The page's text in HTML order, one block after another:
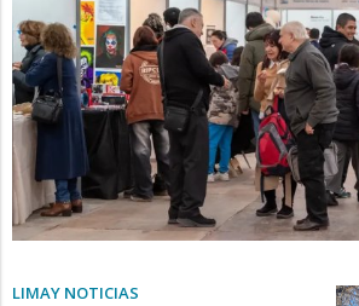
LIMAY NOTICIAS